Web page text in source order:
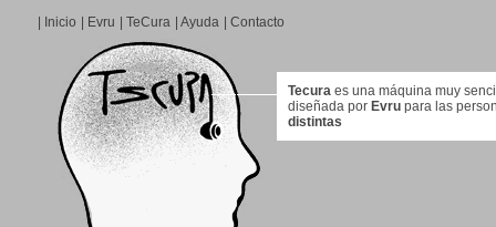
Inicio Evru TeCura Ayuda Contacto
Tecura es una máquina muy
diseñada por Evru para las
distintas